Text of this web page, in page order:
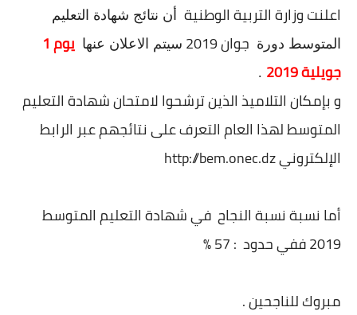
اعلنت وزارة التربية الوطنية
أن نتائج شهادة التعليم
المتوسط دورة جوان 2019 سيتم الاعلان عنها
يوم 1
جويلية 2019
.
و بإمكان التلاميذ الذين ترشحوا لامتحان شهادة التعليم
المتوسط لهذا العام التعرف على نتائجهم عبر الرابط
الإلكتروني http://bem.onec.dz
أما نسبة نسبة النجاح في شهادة التعليم المتوسط
2019 ففي حدود : 57 %
مبروك للناجحين .